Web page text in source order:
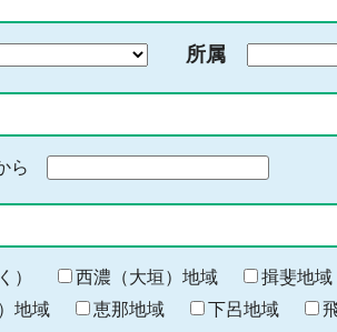
所属
ら
終
わ
り
） 西濃（大垣）地域 揖斐地域
地域 恵那地域 下呂地域